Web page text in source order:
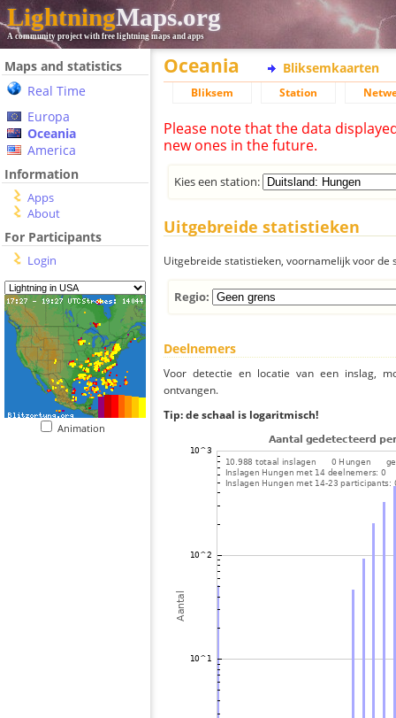
LightningMaps.org
A community project with free lightning maps and apps
Maps and statistics
Real Time
Europa
Oceania
America
Information
Apps
About
For Participants
Login
Animation
Oceania Bliksemkaarten
Bliksem Station
Please note that the data
new ones in the future.
Kies een station:
Uitgebreide statistieken
Uitgebreide statistieken, voornamelijk voor de
Regio:
Deelnemers
Voor detectie en locatie van een inslag,
ontvangen.
Tip: de schaal is logaritmisch!